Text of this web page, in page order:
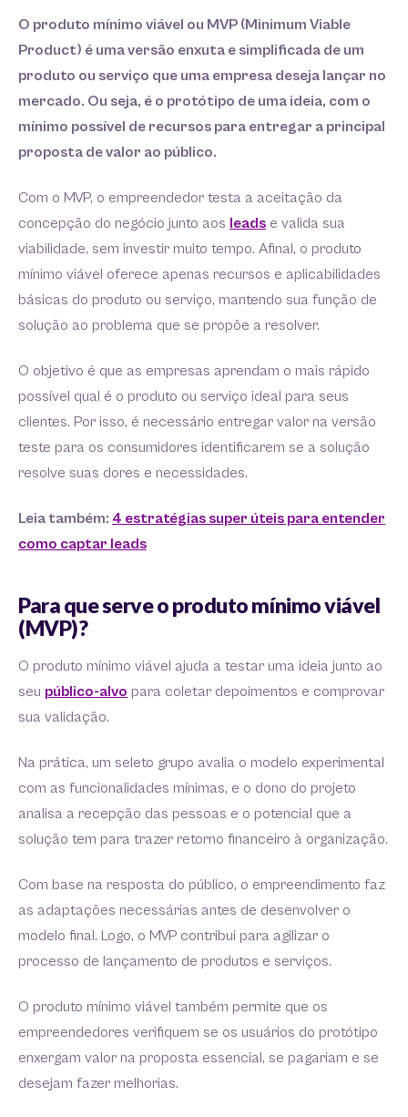
O produto mínimo viável ou MVP (Minimum Viable
Product) é uma versão enxuta e simplificada de um
produto ou serviço que uma empresa deseja lançar no
mercado. Ou seja, é o protótipo de uma ideia, com o
mínimo possível de recursos para entregar a principal
proposta de valor ao público.
Com o MVP, o empreendedor testa a aceitação da
concepção do negócio junto aos leads e valida sua
viabilidade, sem investir muito tempo. Afinal, o produto
mínimo viável oferece apenas recursos e aplicabilidades
básicas do produto ou serviço, mantendo sua função de
solução ao problema que se propõe a resolver.
O objetivo é que as empresas aprendam o mais rápido
possível qual é o produto ou serviço ideal para seus
clientes. Por isso, é necessário entregar valor na versão
teste para os consumidores identificarem se a solução
resolve suas dores e necessidades.
Leia também: 4 estratégias super úteis para entender
como captar leads
Para que serve o produto mínimo viável
(MVP)?
O produto mínimo viável ajuda a testar uma ideia junto ao
seu público-alvo para coletar depoimentos e comprovar
sua validação.
Na prática, um seleto grupo avalia o modelo experimental
com as funcionalidades mínimas, e o dono do projeto
analisa a recepção das pessoas e o potencial que a
solução tem para trazer retorno financeiro à organização.
Com base na resposta do público, o empreendimento faz
as adaptações necessárias antes de desenvolver o
modelo final. Logo, o MVP contribui para agilizar o
processo de lançamento de produtos e serviços.
O produto mínimo viável também permite que os
empreendedores verifiquem se os usuários do protótipo
enxergam valor na proposta essencial, se pagariam e se
desejam fazer melhorias.